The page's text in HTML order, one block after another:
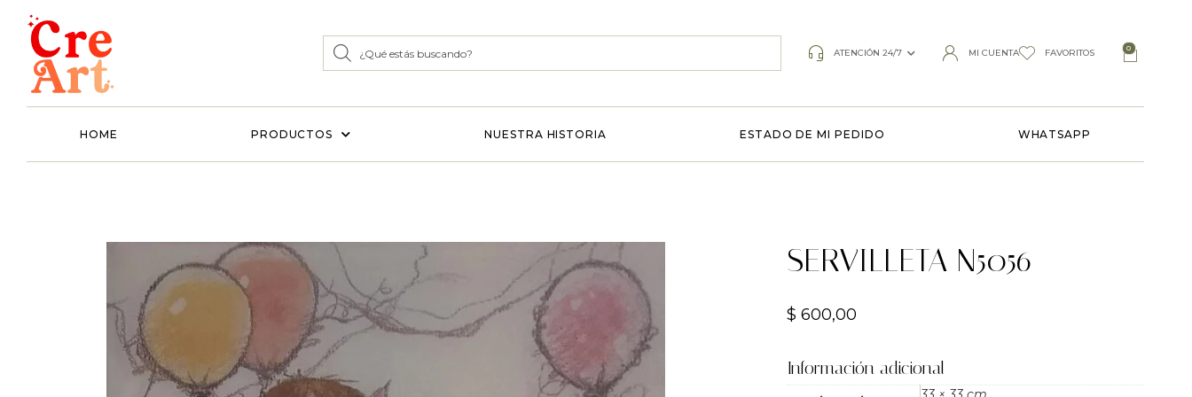
ATENCIÓN 24/7 MI CUENTA FAVORITOS 0
HOME PRODUCTOS NUESTRA HISTORIA ESTADO DE MI PEDIDO WHATSAPP
SERVILLETA N5056
$ 600,00
Información adicional